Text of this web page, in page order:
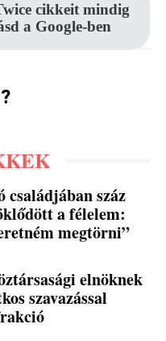
cikkeit mindig
a Google-ben
száz
a félelem:
megtörni”
elnöknek
szavazással